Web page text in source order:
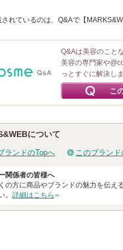
されているのは、Q&Aで【
Q&Aは美容のこと
美容の専門家や
っとすぐに解決し
こ
について
ランドのTopへ このブラン
関係者の皆様へ
の方に商品やブランドの魅力を伝え
。 詳細はこちら